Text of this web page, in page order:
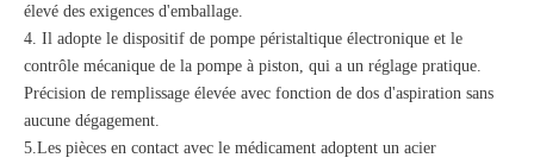
élevé des exigences d'emballage.
4. Il adopte le dispositif de pompe péristaltique électronique et le
contrôle mécanique de la pompe à piston, qui a un réglage pratique.
Précision de remplissage élevée avec fonction de dos d'aspiration sans
aucune dégagement.
5.Les pièces en contact avec le médicament adoptent un acier